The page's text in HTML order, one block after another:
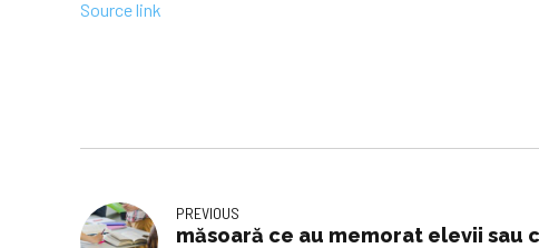
Source link
PREVIOUS
măsoară ce au memorat elevii sau